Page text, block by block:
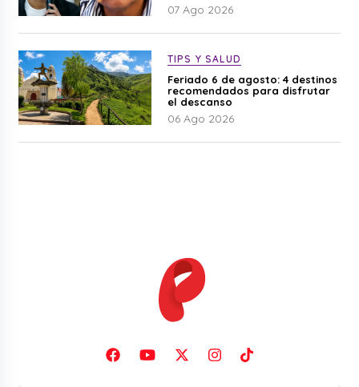
07 Ago 2026
TIPS Y SALUD
Feriado 6 de agosto: 4 destinos
recomendados para disfrutar
el descanso
06 Ago 2026